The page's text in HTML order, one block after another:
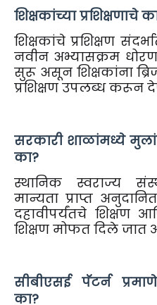
शिक्षकांच्या प्रशिक्षणाचे
शिक्षकांचे प्रशिक्षण
नवीन अभ्यासक्रम
सुरू असून शिक्षकांना ब्रिज
प्रशिक्षण उपलब्ध करून
सरकारी शाळांमध्ये
का?
स्थानिक स्वराज्य
मान्यता प्राप्त
दहावीपर्यंतचे शिक्षण
शिक्षण मोफत दिले जात
सीबीएसई पॅटर्न
का?